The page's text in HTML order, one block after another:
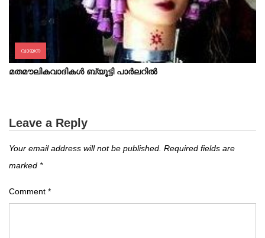
വായന
മതമൗലികവാദികൾ ബ്യൂട്ടി പാർലറിൽ
Leave a Reply
Your email address will not be published. Required fields are
marked *
Comment *